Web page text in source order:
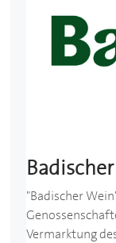
"Badischer
Vermarktung